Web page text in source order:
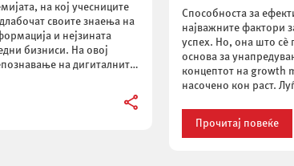
на кој учесниците
своите знаења на
и нејзината
бизниси. На овој
на дигиталните
Способноста за
најважните фактори
успех. Но, она што сè
основа за
концептот на growth
насочено кон раст.
Прочитај повеќе